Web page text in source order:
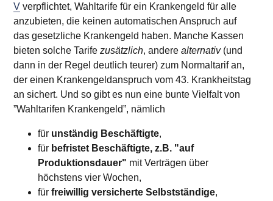
V verpflichtet, Wahltarife für ein Krankengeld für alle
anzubieten, die keinen automatischen Anspruch auf
das gesetzliche Krankengeld haben. Manche Kassen
bieten solche Tarifezusätzlich, anderealternativ(und
dann in der Regel deutlich teurer) zum Normaltarif an,
der einen Krankengeldanspruch vom 43. Krankheitstag
an sichert. Und so gibt es nun eine bunte Vielfalt von
”Wahltarifen Krankengeld”, nämlich
für unständig Beschäftigte,
für befristet Beschäftigte, z.B. "auf
Produktionsdauer" mit Verträgen über
höchstens vier Wochen,
fürfreiwillig versicherte Selbstständige,